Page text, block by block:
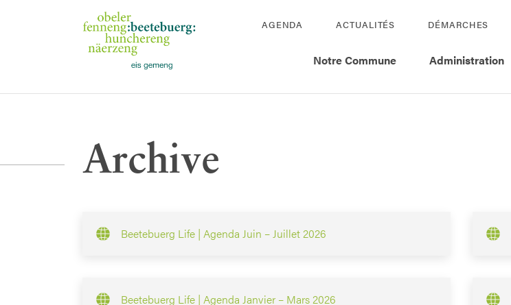
AGENDA ACTUALITÉS DÉMARCHES
Notre Commune Administration
Archive
Beetebuerg Life | Agenda Juin – Juillet 2026
Beetebuerg Life | Agenda Janvier – Mars 2026